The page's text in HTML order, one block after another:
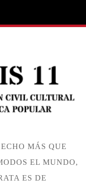
MÁS QUE
EL MUNDO,
ES DE